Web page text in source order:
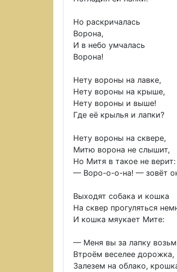
Но раскричалась
Ворона,
И в небо умчалась
Ворона!
Нету вороны на лавке,
Нету вороны на крыше,
Нету вороны и выше!
Где её крылья и лапки?
Нету вороны на сквере,
Митю ворона не слышит,
Но Митя в такое не верит:
— Воро-о-о-на! — зовёт
Выходят собака и кошка
На сквер прогуляться
И кошка мяукает Мите:
— Меня вы за лапку
Втроём веселее дорожка,
Залезем на облако,